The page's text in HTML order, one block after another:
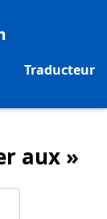
Traducteur
aux »